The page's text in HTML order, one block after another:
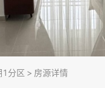
1分区 > 房源详情